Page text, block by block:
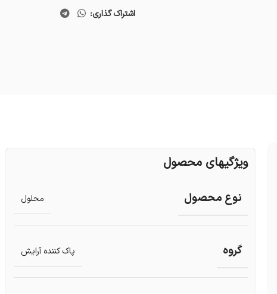
اشتراک گذاری:
ویژگیهای محصول
نوع محصول محلول
گروه پاک کننده آرایش